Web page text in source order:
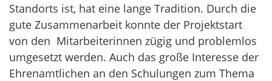
Standorts ist, hat eine lange Tradition. Durch die
gute Zusammenarbeit konnte der Projektstart
von den Mitarbeiterinnen zügig und problemlos
umgesetzt werden. Auch das große Interesse der
Ehrenamtlichen an den Schulungen zum Thema